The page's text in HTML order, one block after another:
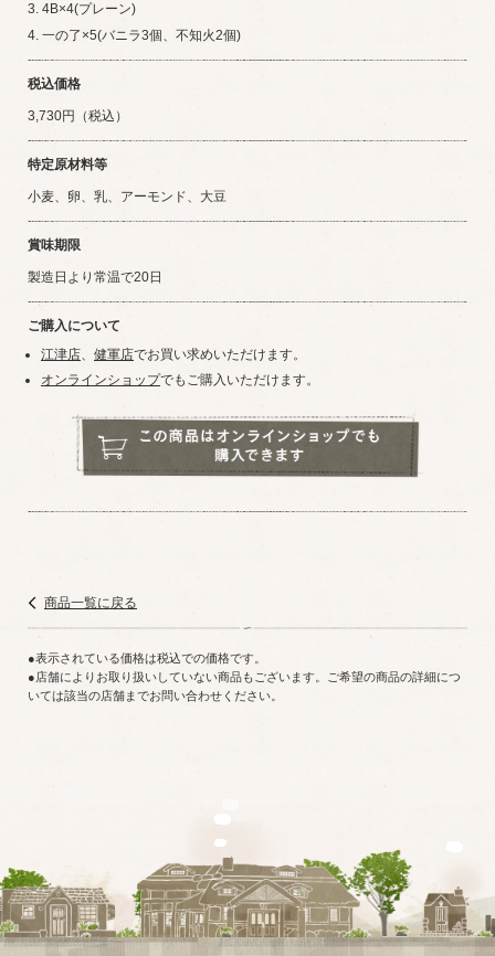
3. 4B×4(プレーン)
4. 一の了×5(バニラ3個、不知火2個)
税込価格
3,730円（税込）
特定原材料等
小麦、卵、乳、アーモンド、大豆
賞味期限
製造日より常温で20日
ご購入について
江津店、 健軍店でお買い求めいただけます。
オンラインショップでもご購入いただけます。
商品一覧に戻る
表示されている価格は税込での価格です。
店舗によりお取り扱いしていない商品もございます。ご希望の商品の詳細につ
いては該当の店舗までお問い合わせください。